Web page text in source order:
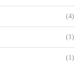
(4)
(1)
(1)